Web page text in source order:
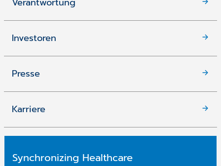
Investoren
Presse
Karriere
Synchronizing Healthcare